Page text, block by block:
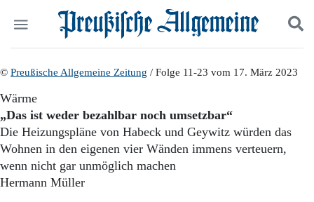
Politik
Panorama
Gesellschaft
Leben
Geschichte
Suchen und finden
© Preußische Allgemeine Zeitung / Folge 11-23 vom 17. März 2023
Wärme
„Das ist weder bezahlbar noch umsetzbar“
Die Heizungspläne von Habeck und Geywitz würden das
Wohnen in den eigenen vier Wänden immens verteuern,
wenn nicht gar unmöglich machen
Hermann Müller